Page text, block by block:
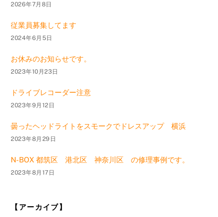
2026年7月8日
従業員募集してます
2024年6月5日
お休みのお知らせです。
2023年10月23日
ドライブレコーダー注意
2023年9月12日
曇ったヘッドライトをスモークでドレスアップ 横浜
2023年8月29日
N-BOX 都筑区 港北区 神奈川区 の修理事例です。
2023年8月17日
【アーカイブ】